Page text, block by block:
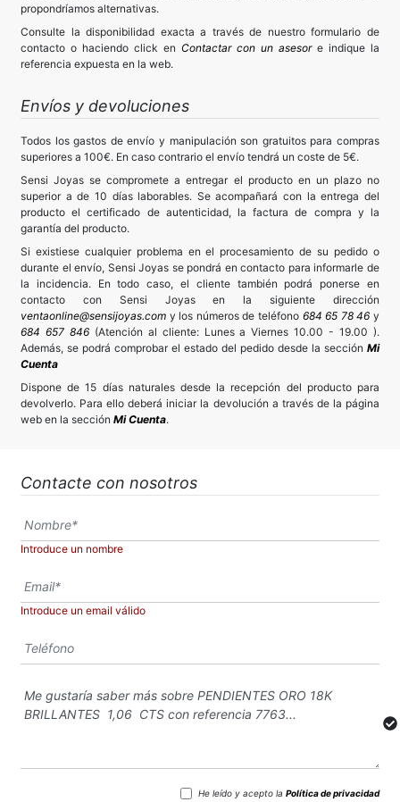
propondríamos alternativas.
Consulte la disponibilidad exacta a través de nuestro formulario de
contacto o haciendo click en Contactar con un asesor e indique la
referencia expuesta en la web.
Envíos y devoluciones
Todos los gastos de envío y manipulación son gratuitos para compras
superiores a 100€. En caso contrario el envío tendrá un coste de 5€.
Sensi Joyas se compromete a entregar el producto en un plazo no
superior a de 10 días laborables. Se acompañará con la entrega del
producto el certificado de autenticidad, la factura de compra y la
garantía del producto.
Si existiese cualquier problema en el procesamiento de su pedido o
durante el envío, Sensi Joyas se pondrá en contacto para informarle de
la incidencia. En todo caso, el cliente también podrá ponerse en
contacto con Sensi Joyas en la siguiente dirección
ventaonline@sensijoyas.com y los números de teléfono 684 65 78 46 y
684 657 846(Atención al cliente: Lunes a Viernes 10.00 - 19.00 ).
Además, se podrá comprobar el estado del pedido desde la sección Mi
Cuenta
Dispone de 15 días naturales desde la recepción del producto para
devolverlo. Para ello deberá iniciar la devolución a través de la página
web en la sección Mi Cuenta.
Contacte con nosotros
Introduce un nombre
Introduce un email válido
He leído y acepto la Política de privacidad